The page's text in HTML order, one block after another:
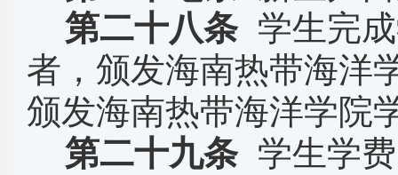
第二十八条 学生完
者，颁发海南热带海洋
颁发海南热带海洋学院
第二十九条 学生学